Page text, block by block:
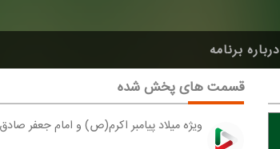
درباره برنامه
قسمت های پخش شده
ویژه میلاد پیامبر اكرم(ص) و امام جعفر